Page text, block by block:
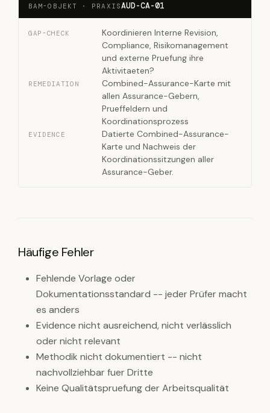
BAM-OBJEKT · PRAXISAUD-CA-01
GAP-CHECK
Koordinieren Interne Revision,
Compliance, Risikomanagement
und externe Pruefung ihre
Aktivitaeten?
REMEDIATION
Combined-Assurance-Karte mit
allen Assurance-Gebern,
Prueffeldern und
Koordinationsprozess
EVIDENCE
Datierte Combined-Assurance-
Karte und Nachweis der
Koordinationssitzungen aller
Assurance-Geber.
Häufige Fehler
Fehlende Vorlage oder
Dokumentationsstandard -- jeder Prüfer macht
es anders
Evidence nicht ausreichend, nicht verlässlich
oder nicht relevant
Methodik nicht dokumentiert -- nicht
nachvollziehbar fuer Dritte
Keine Qualitätspruefung der Arbeitsqualität